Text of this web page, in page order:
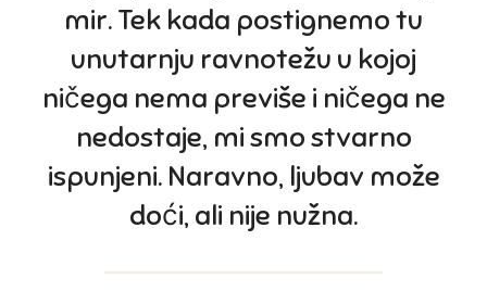
mir. Tek kada postignemo tu
unutarnju ravnotežu u kojoj
ničega nema previše i ničega ne
nedostaje, mi smo stvarno
ispunjeni. Naravno, ljubav može
doći, ali nije nužna.